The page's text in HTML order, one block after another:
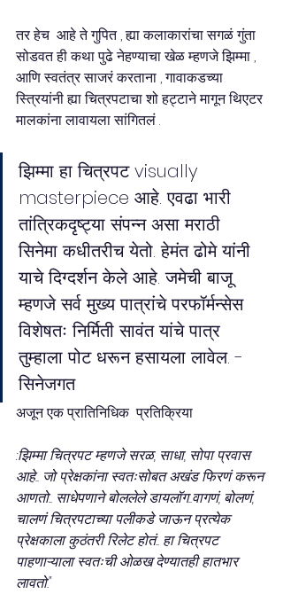
तर हेच  आहे ते गुपित , ह्या कलाकारांचा सगळं गुंता
सोडवत ही कथा पुढे नेहण्याचा खेळ म्हणजे झिम्मा ,
आणि स्वतंत्र साजरं करताना , गावाकडच्या
स्त्रियांनी ह्या चित्रपटाचा शो हट्टाने मागून थिएटर
मालकांना लावायला सांगितलं .
झिम्मा हा चित्रपट visually
masterpiece आहे. एवढा भारी
तांत्रिकदृष्ट्या संपन्न असा मराठी
सिनेमा कधीतरीच येतो. हेमंत ढोमे यांनी
याचे दिग्दर्शन केले आहे. जमेची बाजू
म्हणजे सर्व मुख्य पात्रांचे परफॉर्मन्सेस
विशेषतः निर्मिती सावंत यांचे पात्र
तुम्हाला पोट धरून हसायला लावेल. -
सिनेजगत
अजून एक प्रातिनिधिक  प्रतिक्रिया
:झिम्मा चित्रपट म्हणजे सरळ, साधा, सोपा प्रवास
आहे.. जो प्रेक्षकांना स्वतःसोबत अखंड फिरणं करून
आणतो.. साधेपणाने बोललेले डायलॉग..वागणं, बोलणं,
चालणं चित्रपटाच्या पलीकडे जाऊन प्रत्येक
प्रेक्षकाला कुठंतरी रिलेट होतं.. हा चित्रपट
पाहणाऱ्याला स्वतःची ओळख देण्यातही हातभार
लावतो."